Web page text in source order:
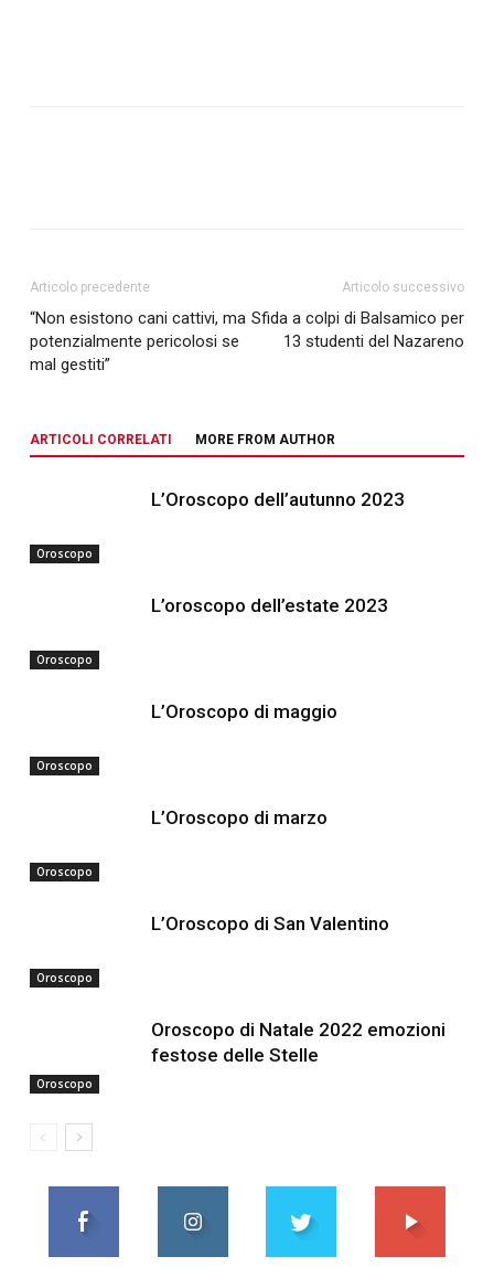
Articolo precedente
“Non esistono cani cattivi, ma
potenzialmente pericolosi se
mal gestiti”
Articolo successivo
Sfida a colpi di Balsamico per
13 studenti del Nazareno
ARTICOLI CORRELATI MORE FROM AUTHOR
Oroscopo
L’Oroscopo dell’autunno 2023
Oroscopo
L’oroscopo dell’estate 2023
Oroscopo
L’Oroscopo di maggio
Oroscopo
L’Oroscopo di marzo
Oroscopo
L’Oroscopo di San Valentino
Oroscopo
Oroscopo di Natale 2022 emozioni
festose delle Stelle